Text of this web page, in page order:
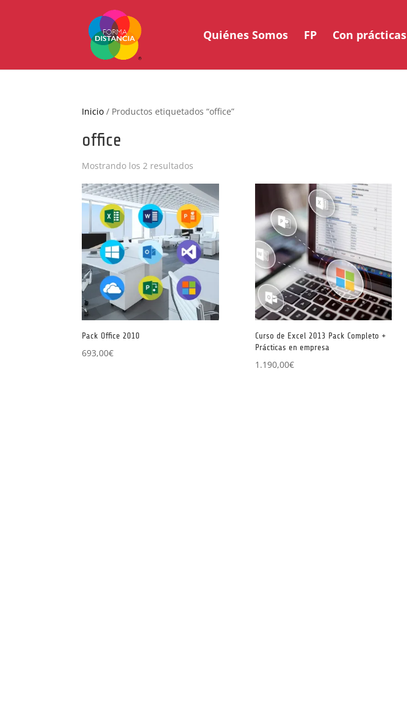
Quiénes Somos FP Con prácticas
Inicio / Productos etiquetados “office”
office
Mostrando los 2 resultados
popularidad
Pack Office 2010
693,00€
Curso de Excel 2013 Pack Completo +
Prácticas en empresa
1.190,00€